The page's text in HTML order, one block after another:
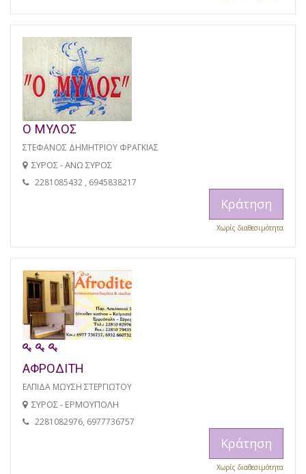
Ο ΜΥΛΟΣ
ΣΤΕΦΑΝΟΣ ΔΗΜΗΤΡΙΟΥ ΦΡΑΓΚΙΑΣ
ΣΥΡΟΣ - ΑΝΩ ΣΥΡΟΣ
2281085432 , 6945838217
Κράτηση
Χωρίς διαθεσιμότητα
ΑΦΡΟΔΙΤΗ
ΕΛΠΙΔΑ ΜΩΥΣΗ ΣΤΕΡΓΙΩΤΟΥ
ΣΥΡΟΣ - ΕΡΜΟΥΠΟΛΗ
2281082976, 6977736757
Κράτηση
Χωρίς διαθεσιμότητα